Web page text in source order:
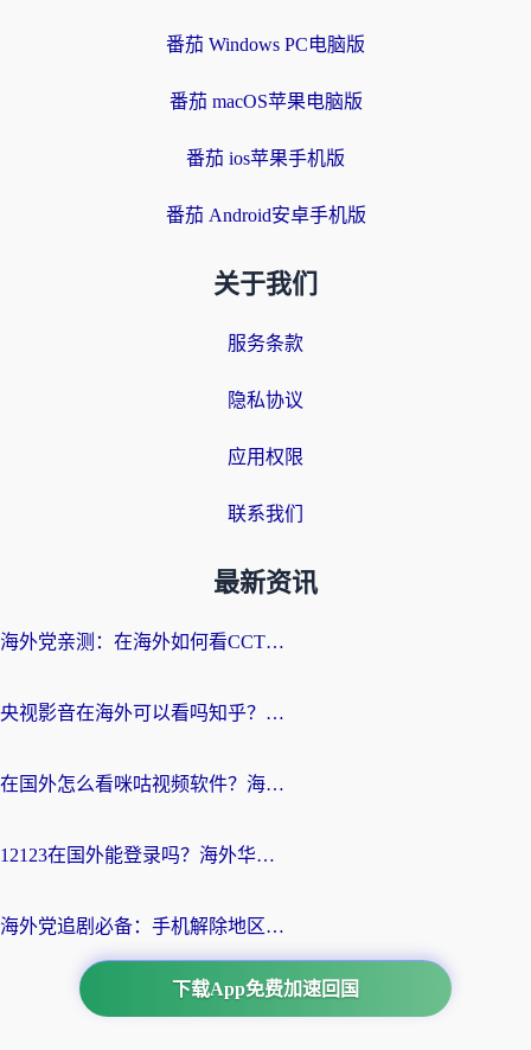
番茄 Windows PC电脑版
番茄 macOS苹果电脑版
番茄 ios苹果手机版
番茄 Android安卓手机版
关于我们
服务条款
隐私协议
应用权限
联系我们
最新资讯
海外党亲测：在海外如何看CCTV？告别“仅限大陆播放”的实用指南
央视影音在海外可以看吗知乎？留学生亲测：3步解决地域限制+追剧自由
在国外怎么看咪咕视频软件？海外党亲测有效的回国加速方案
12123在国外能登录吗？海外华人必看的回国加速实用指南
海外党追剧必备：手机解除地区限制app怎么选？解决央视视频&国内剧地区限制全指南
下载App免费加速回国